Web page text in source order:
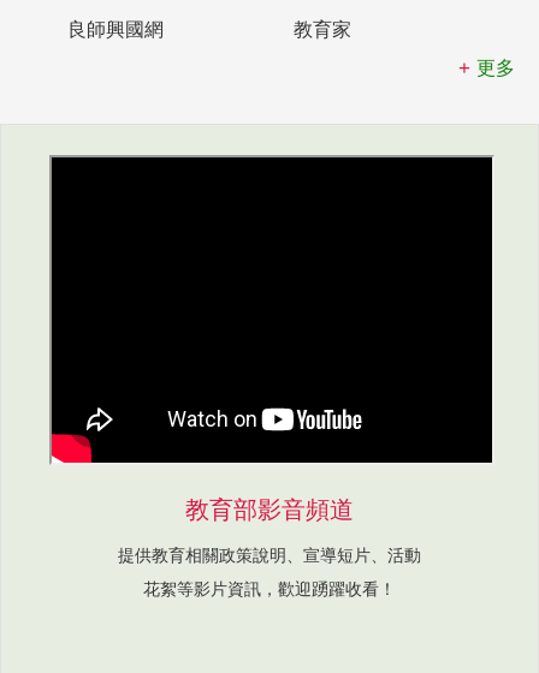
良師興國網
教育家
更多
教育部影音頻道
提供教育相關政策說明、宣導短片、活動
花絮等影片資訊，歡迎踴躍收看！